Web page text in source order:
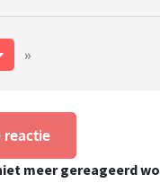
vierders zijn.
»
reactie
meer gereageerd